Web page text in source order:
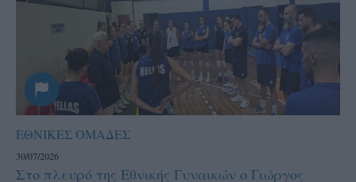
ΕΘΝΙΚΕΣ ΟΜΑΔΕΣ
30/07/2026
Στο πλευρό της Εθνικής Γυναικών ο Γιώργος